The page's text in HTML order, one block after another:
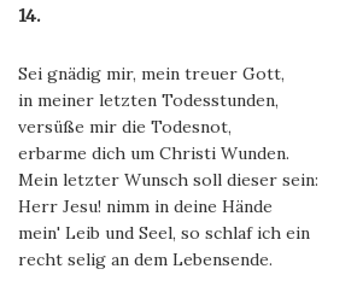
14.
Sei gnädig mir, mein treuer Gott,
in meiner letzten Todesstunden,
versüße mir die Todesnot,
erbarme dich um Christi Wunden.
Mein letzter Wunsch soll dieser sein:
Herr Jesu! nimm in deine Hände
mein' Leib und Seel, so schlaf ich ein
recht selig an dem Lebensende.